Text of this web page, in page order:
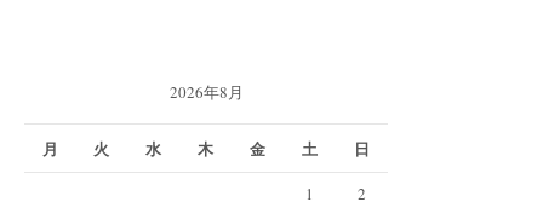
2026年8月
月 火 水 木 金 土 日
1
2